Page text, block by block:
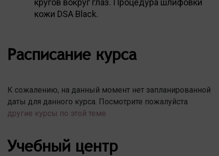
кругов вокруг глаз. Процедура шлифовки
кожи DSA Black.
Расписание курса
К сожалению, на данный момент нет запланированной
даты для данного курса. Посмотрите пожалуйста
другие курсы по этой теме
Учебный центр